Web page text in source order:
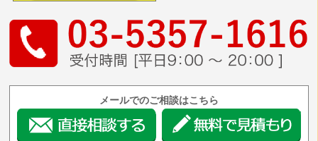
メールでのご相談はこちら